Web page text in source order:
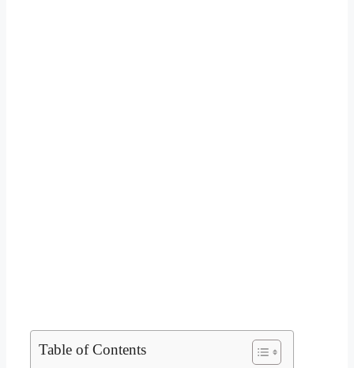
Table of Contents